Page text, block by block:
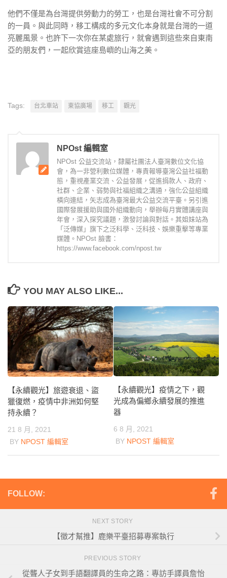
他們不僅是為台灣提供勞動力的勞工，也是台灣社會不可分割
的一員。與此同時，移工構成的多元文化本身就是台灣的一道
亮麗風景。也許下一次你在某處旅行，就會遇到這些來自東南
亞的朋友們，一起欣賞這座島嶼的山海之美。
Tags: 台北車站 東協廣場 移工 觀光
NPOst 編輯室
NPOst 公益交流站，隸屬社團法人臺灣數位文化協
會，為一非營利數位媒體，專責報導臺灣公益社福動
態，重視產業交流、公益發展，促進捐款人、政府、
社群、企業、弱勢與社福組織之溝通，強化公益組織
橫向連結，矢志成為臺灣最大公益交流平臺。另引進
國際發展援助與國外組織動向，舉辦每月實體講座與
年會，深入探究議題，激發討論與對話。其姐妹站為
「泛傳媒」旗下之泛科學、泛科技、娛樂重擊等專業
媒體。NPOst 臉書：
https://www.facebook.com/npost.tw
YOU MAY ALSO LIKE...
【永續觀光】旅遊衰退、盜
獵復燃，疫情中非洲如何堅
持永續？
21 8 月, 2021
BY NPOST 編輯室
【永續觀光】疫情之下，觀
光成為偏鄉永續發展的推進
器
6 8 月, 2021
BY NPOST 編輯室
FOLLOW:
NEXT STORY
【徵才幫推】鹿樂平臺招募專案執行
PREVIOUS STORY
從聾人子女到手語翻譯員的生命之路：專訪手譯員詹怡